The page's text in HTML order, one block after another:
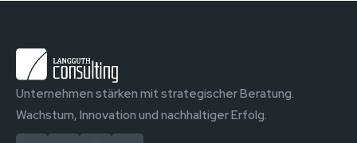
Unternehmen stärken mit strategischer Beratung.
Wachstum, Innovation und nachhaltiger Erfolg.